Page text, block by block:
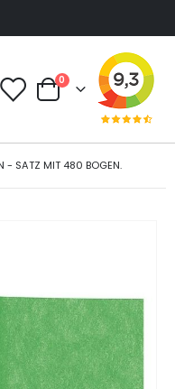
Cart
0Artikel
- SATZ MIT 480 BOGEN.